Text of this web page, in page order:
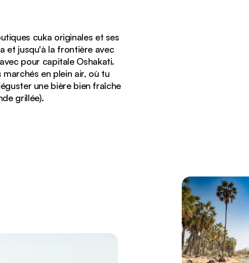
qui bordent les rives.
cuka originales et ses
et jusqu'à la frontière avec
pour capitale Oshakati.
en plein air, où tu
une bière bien fraîche
grillée).